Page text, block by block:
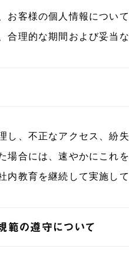
お客様の個人情報につい
理的な期間および妥当
し、不正なアクセス、紛
合には、速やかにこれを
教育を継続して実施して
範の遵守について